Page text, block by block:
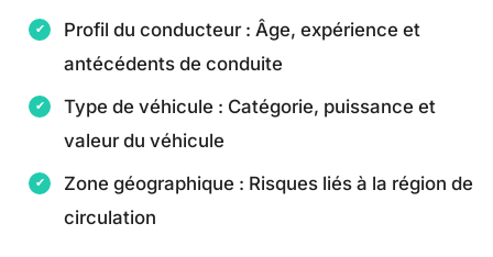
Profil du conducteur : Âge, expérience et
antécédents de conduite
Type de véhicule : Catégorie, puissance et
valeur du véhicule
Zone géographique : Risques liés à la région de
circulation